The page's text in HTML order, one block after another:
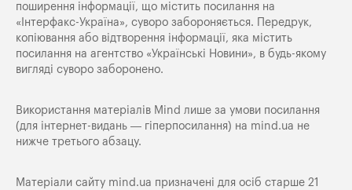
поширення iнформацiї, що мiстить посилання на
«Iнтерфакс-Україна», суворо забороняється. Передрук,
копіювання або відтворення інформації, яка містить
посилання на агентство «Українські Новини», в будь-якому
вигляді суворо заборонено.
Використання матеріалів Mind лише за умови посилання
(для інтернет-видань — гіперпосилання) на mind.ua не
нижче третього абзацу.
Матеріали сайту mind.ua призначені для осіб старше 21